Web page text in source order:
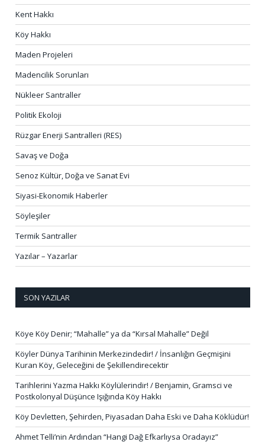
Kent Hakkı
Köy Hakkı
Maden Projeleri
Madencilik Sorunları
Nükleer Santraller
Politik Ekoloji
Rüzgar Enerji Santralleri (RES)
Savaş ve Doğa
Senoz Kültür, Doğa ve Sanat Evi
Siyasi-Ekonomik Haberler
Söyleşiler
Termik Santraller
Yazılar – Yazarlar
SON YAZILAR
Köye Köy Denir; “Mahalle” ya da “Kırsal Mahalle” Değil
Köyler Dünya Tarihinin Merkezindedir! / İnsanlığın Geçmişini
Kuran Köy, Geleceğini de Şekillendirecektir
Tarihlerini Yazma Hakkı Köylülerindir! / Benjamin, Gramsci ve
Postkolonyal Düşünce Işığında Köy Hakkı
Köy Devletten, Şehirden, Piyasadan Daha Eski ve Daha Köklüdür!
Ahmet Telli’nin Ardından “Hangi Dağ Efkarlıysa Oradayız”